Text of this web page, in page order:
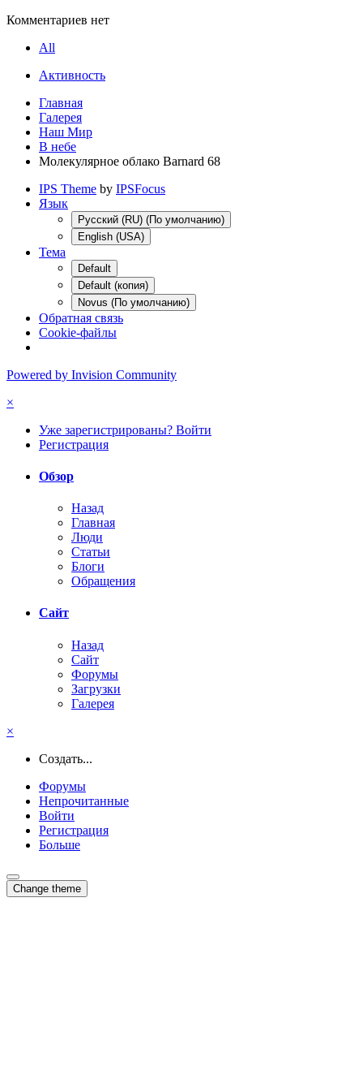
Комментариев нет
All
Активность
Главная
Галерея
Наш Мир
В небе
Молекулярное облако Barnard 68
IPS Theme by IPSFocus
Язык
Русский (RU) (По умолчанию)
English (USA)
Тема
Default
Default (копия)
Novus (По умолчанию)
Обратная связь
Cookie-файлы
Powered by Invision Community
×
Уже зарегистрированы? Войти
Регистрация
Обзор
Назад
Главная
Люди
Статьи
Блоги
Обращения
Сайт
Назад
Сайт
Форумы
Загрузки
Галерея
×
Создать...
Форумы
Непрочитанные
Войти
Регистрация
Больше
Change theme